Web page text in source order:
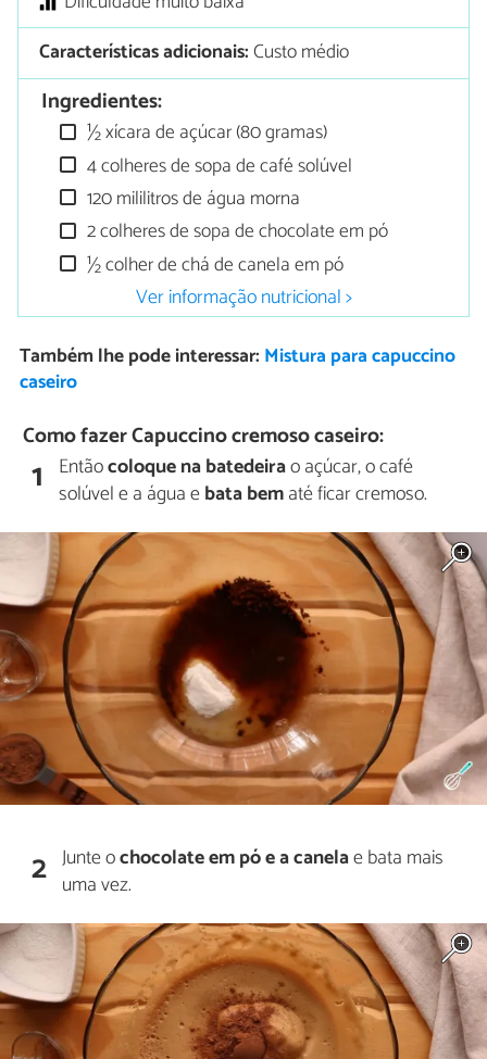
Características adicionais:Custo médio
Ingredientes:
½ xícara de açúcar (80 gramas)
4 colheres de sopa de café solúvel
120 mililitros de água morna
2 colheres de sopa de chocolate em pó
½ colher de chá de canela em pó
Ver informação nutricional >
Também lhe pode interessar: Mistura para capuccino
caseiro
Como fazer Capuccino cremoso caseiro:
1 Entãocoloque na batedeirao açúcar, o café
solúvel e a água ebata bematé ficar cremoso.
2 Junte ochocolate em pó e a canelae bata mais
uma vez.